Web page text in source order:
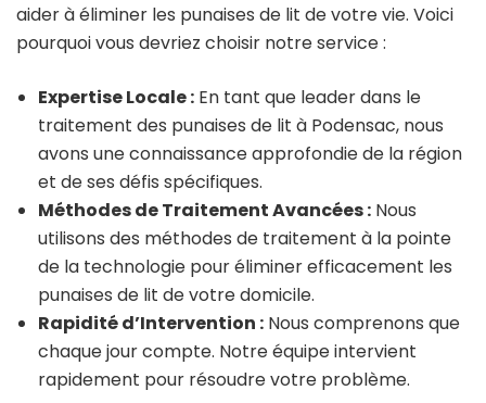
aider à éliminer les punaises de lit de votre vie. Voici
pourquoi vous devriez choisir notre service :
Expertise Locale : En tant que leader dans le
traitement des punaises de lit à Podensac, nous
avons une connaissance approfondie de la région
et de ses défis spécifiques.
Méthodes de Traitement Avancées : Nous
utilisons des méthodes de traitement à la pointe
de la technologie pour éliminer efficacement les
punaises de lit de votre domicile.
Rapidité d’Intervention : Nous comprenons que
chaque jour compte. Notre équipe intervient
rapidement pour résoudre votre problème.